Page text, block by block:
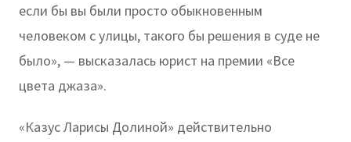
если бы вы были просто обыкновенным
человеком с улицы, такого бы решения в суде не
было», — высказалась юрист на премии «Все
цвета джаза».
«Казус Ларисы Долиной» действительно